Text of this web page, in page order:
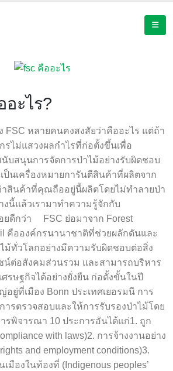
อะไร?
หลายคนคงสงสัยว่าคืออะไร แต่ถ้า
รไม่แสวงผลกำไรที่ก่อตั้งขึ้นเพื่อ
บสนุนการจัดการป่าไม้อย่างรับผิดชอบ
ป็นเครื่องหมายการันตีสินค้าที่ผลิตจาก
าสินค้าที่คุณถืออยู่นี้ผลิตโดยไม่ทำลายป่า
งนี้แล้วเรามาทำความรู้จักกับ
ยดีกว่า FSC ย่อมาจาก Forest
คือองค์กรนานาชาติที่ช่วยผลักดันและ
ม้ทั่วโลกอย่างมีความรับผิดชอบต่อสิ่ง
น์ต่อสังคมส่วนรวม และสามารถบริหาร
ศรษฐกิจได้อย่างยั่งยืน ก่อตั้งขั้นในปี
ยู่ที่เมือง Bonn ประเทศเยอรมนี การ
ารตรวจสอบและให้การรับรองป่าไม้โดย
รพิจารณา 10 ประการอันได้แก่1. ถูก
with laws)2. การจ้างงานอย่าง
and employment conditions)3.
มืองในท้องที่ (Indigenous peoples’